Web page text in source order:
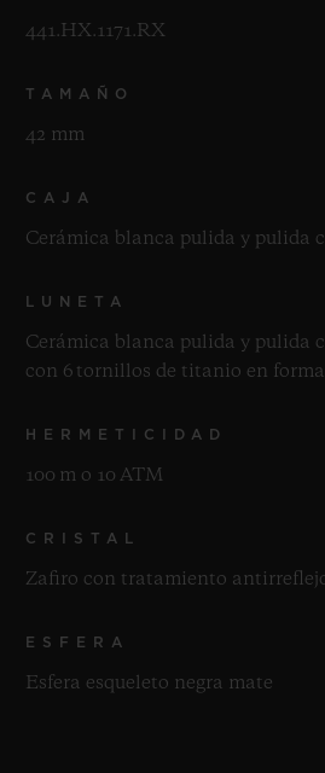
441.HX.1171.RX
TAMAÑO
42 mm
CAJA
Cerámica blanca pulida y pulida
LUNETA
Cerámica blanca pulida y pulida
con 6 tornillos de titanio en
HERMETICIDAD
100 m o 10 ATM
CRISTAL
Zafiro con tratamiento
ESFERA
Esfera esqueleto negra mate